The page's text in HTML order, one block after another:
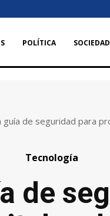
POLÍTICA SOCIEDAD
guía de seguridad para
Tecnología
de